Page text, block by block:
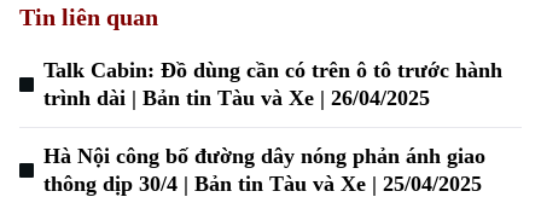
Xu hướng
Tin liên quan
Talk Cabin: Đồ dùng cần có trên ô tô trước hành
trình dài | Bản tin Tàu và Xe | 26/04/2025
Hà Nội công bố đường dây nóng phản ánh giao
thông dịp 30/4 | Bản tin Tàu và Xe | 25/04/2025